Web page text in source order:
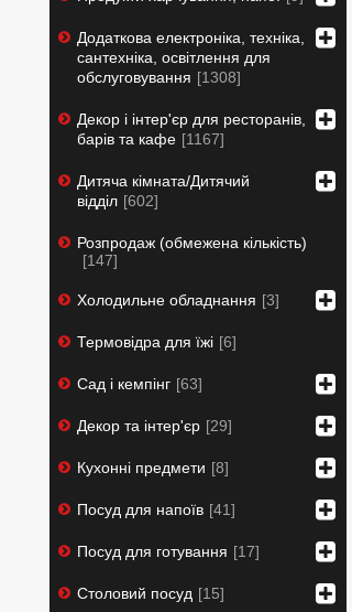
Додаткова електроніка, техніка,
сантехніка, освітлення для
обслуговування
1308
Декор і інтер'єр для ресторанів,
барів та кафе
1167
Дитяча кімната/Дитячий
відділ 602
Розпродаж (обмежена кількість)
147
Холодильне обладнання 3
Термовідра для їжі 6
Сад і кемпінг 63
Декор та інтер'єр 29
Кухонні предмети 8
Посуд для напоїв 41
Посуд для готування 17
Столовий посуд 15